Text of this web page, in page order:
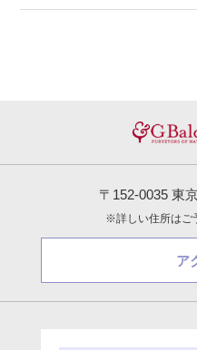
〒152-0035 東
※詳しい住所はご
ア